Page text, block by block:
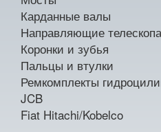
Карданные валы
Направляющие
Коронки и зубья
Пальцы и втулки
Ремкомплекты
JCB
Fiat Hitachi/Kobelco